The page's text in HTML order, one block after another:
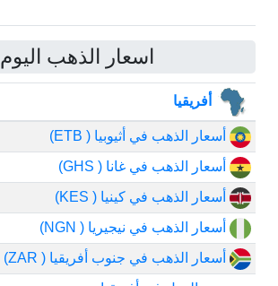
اسعار الذهب اليوم
أفريقيا
أسعار الذهب في أثيوبيا ( ETB)
أسعار الذهب في غانا ( GHS)
أسعار الذهب في كينيا ( KES)
أسعار الذهب في نيجيريا ( NGN)
أسعار الذهب في جنوب أفريقيا ( ZAR)